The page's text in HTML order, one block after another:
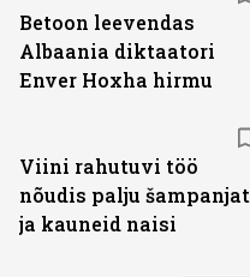
Betoon leevendas
Albaania diktaatori
Enver Hoxha hirmu
Viini rahutuvi töö
nõudis palju šampanjat
ja kauneid naisi